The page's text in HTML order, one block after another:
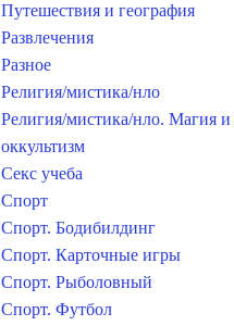
Путешествия и география
Развлечения
Разное
Религия/мистика/нло
Религия/мистика/нло. Магия и
оккультизм
Секс учеба
Спорт
Спорт. Бодибилдинг
Спорт. Карточные игры
Спорт. Рыболовный
Спорт. Футбол